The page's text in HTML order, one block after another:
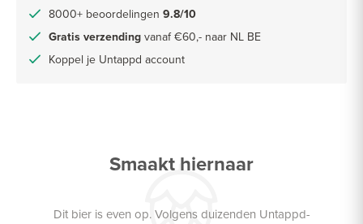
8000+ beoordelingen 9.8/10
Gratis verzending vanaf €60,- naar NL BE
Koppel je Untappd account
Smaakt hiernaar
Dit bier is even op. Volgens duizenden Untappd-